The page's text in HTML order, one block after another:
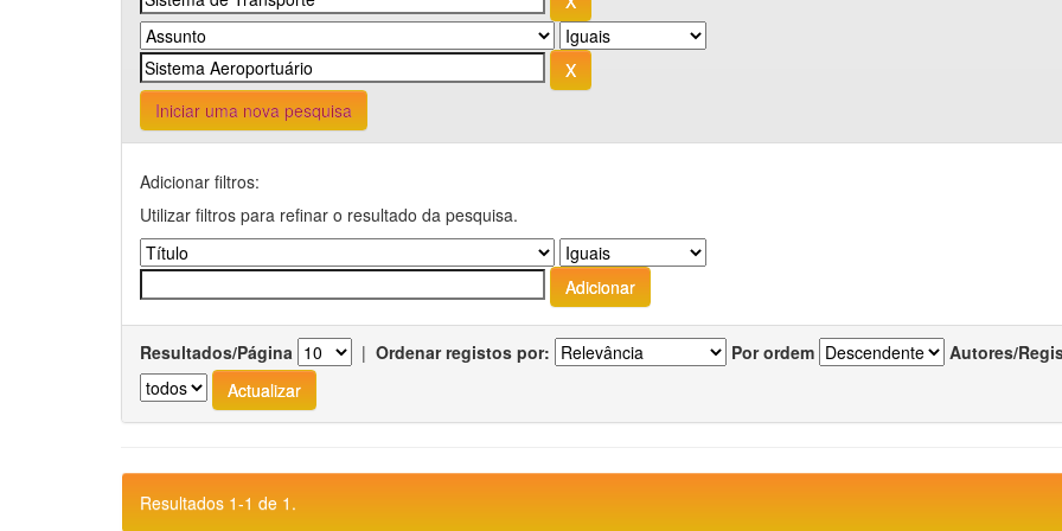
Iniciar uma nova pesquisa
Adicionar filtros:
Utilizar filtros para refinar o resultado da pesquisa.
Resultados/Página | Ordenar registos por: Por ordem Autores/
Resultados 1-1 de 1.